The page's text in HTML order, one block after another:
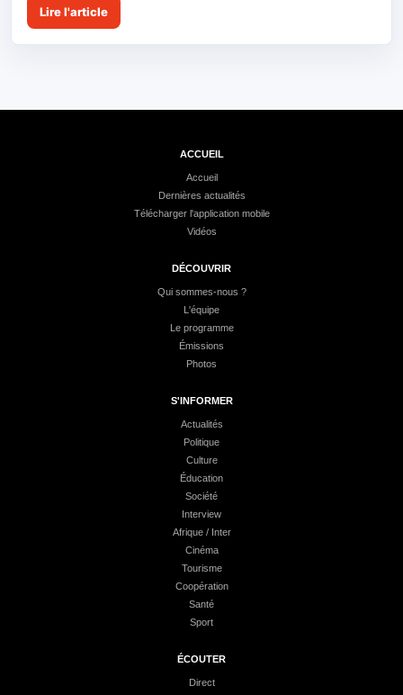
Lire l'article
ACCUEIL
Accueil
Dernières actualités
Télécharger l'application mobile
Vidéos
DÉCOUVRIR
Qui sommes-nous ?
L'équipe
Le programme
Émissions
Photos
S'INFORMER
Actualités
Politique
Culture
Éducation
Société
Interview
Afrique / Inter
Cinéma
Tourisme
Coopération
Santé
Sport
ÉCOUTER
Direct